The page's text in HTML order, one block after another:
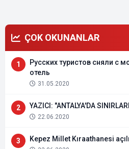
ÇOK OKUNANLAR
1
Русских туристов сняли с
отель
31.05.2020
2 YAZICI: "ANTALYA'DA
22.06.2020
3 Kepez Millet Kıraathanesi